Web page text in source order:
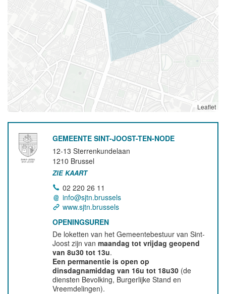
Leaflet
GEMEENTE SINT-JOOST-TEN-NODE
12-13 Sterrenkundelaan
1210 Brussel
ZIE KAART
02 220 26 11
info@sjtn.brussels
www.sjtn.brussels
OPENINGSUREN
De loketten van het Gemeentebestuur van Sint-
Joost zijn vanmaandag tot vrijdag geopend
van 8u30 tot 13u.
Een permanentie is open op
dinsdagnamiddag van 16u tot 18u30 (de
diensten Bevolking, Burgerlijke Stand en
Vreemdelingen).